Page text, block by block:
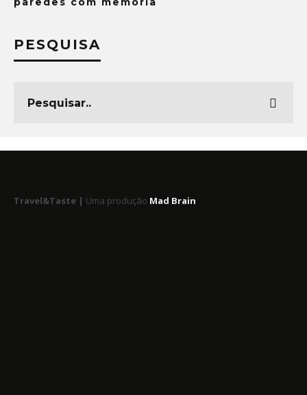
PESQUISA
Travel&Taste | Uma produção Mad Brain